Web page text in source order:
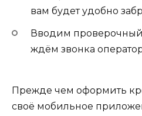
вам будет удобно
Вводим
ждём звонка
Прежде чем оформить
своё мобильное